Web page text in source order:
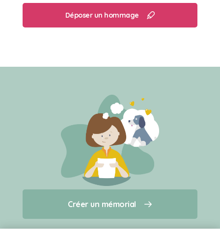
Créer un mémorial
Qui sommes-nous ?
Nous contacter
Déposer un hommage
Créer un mémorial